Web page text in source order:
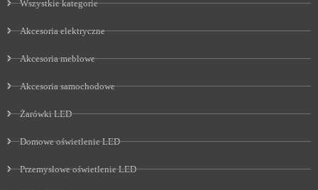
Wszystkie kategorie
Akcesoria elektryczne
Akcesoria meblowe
Akcesoria samochodowe
Żarówki LED
Domowe oświetlenie LED
Przemysłowe oświetlenie LED